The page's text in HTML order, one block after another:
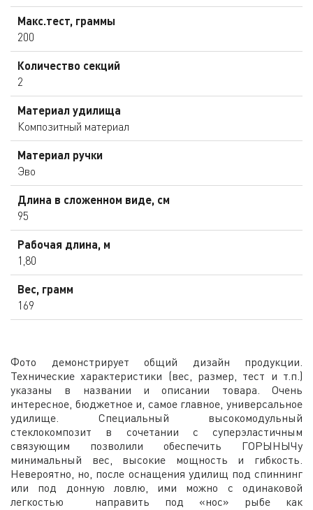
Макс.тест, граммы
200
Количество секций
2
Материал удилища
Композитный материал
Материал ручки
Эво
Длина в сложенном виде, см
95
Рабочая длина, м
1,80
Вес, грамм
169
Фото демонстрирует общий дизайн продукции.
Технические характеристики (вес, размер, тест и т.п.)
указаны в названии и описании товара. Очень
интересное, бюджетное и, самое главное, универсальное
удилище. Специальный высокомодульный
стеклокомпозит в сочетании с суперэластичным
связующим позволили обеспечить ГОРЫНЫЧу
минимальный вес, высокие мощность и гибкость.
Невероятно, но, после оснащения удилищ под спиннинг
или под донную ловлю, ими можно с одинаковой
легкостью направить под «нос» рыбе как